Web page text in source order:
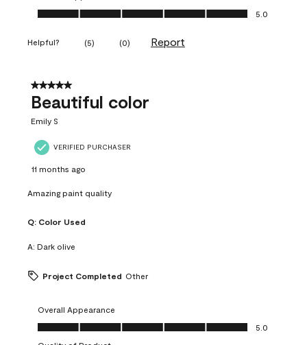
Ease of Application, 5.0 out of 5
5.0
Helpful? (5) (0) Report
5 out of 5 stars.
Beautiful color
Emily S
VERIFIED PURCHASER
11 months ago
Amazing paint quality
Q: Color Used
A: Dark olive
Project Completed Other
Overall Appearance
Overall Appearance, 5.0 out of 5
5.0